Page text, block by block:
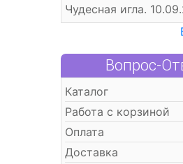
Чудесная игла.
Вопрос-
Каталог
Работа с корзиной
Оплата
Доставка